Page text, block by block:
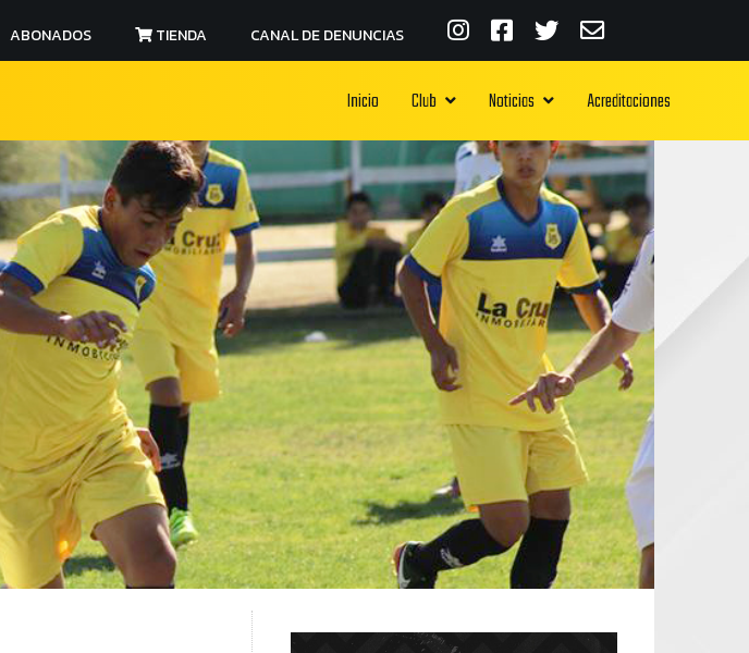
ABONADOS TIENDA CANAL DE DENUNCIAS
Inicio Club Noticias Acreditaciones